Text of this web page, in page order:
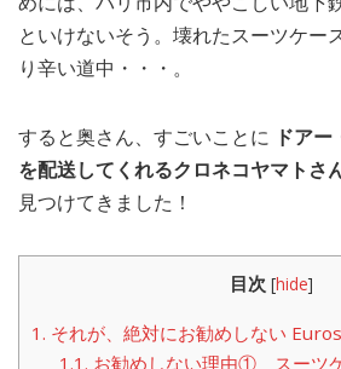
といけないそう。壊れたスーツケー
り辛い道中・・・。
すると奥さん、すごいことに ドア
を配送してくれるクロネコヤマトさ
見つけてきました！
目次 [hide]
1. それが、絶対にお勧めしない
1.1. お勧めしない理由① スーツ